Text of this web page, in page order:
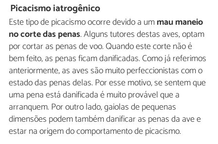
Picacismo iatrogênico
Este tipo de picacismo ocorre devido a ummau maneio
no corte das penas. Alguns tutores destas aves, optam
por cortar as penas de voo. Quando este corte não é
bem feito, as penas ficam danificadas. Como já referimos
anteriormente, as aves são muito perfeccionistas com o
estado das penas delas. Por esse motivo, se sentem que
uma pena está danificada é muito provável que a
arranquem. Por outro lado, gaiolas de pequenas
dimensões podem também danificar as penas da ave e
estar na origem do comportamento de picacismo.